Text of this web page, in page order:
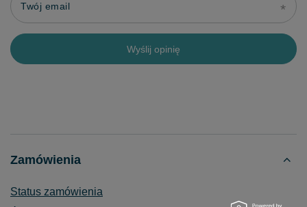
Twój email
Wyślij opinię
Zamówienia
Status zamówienia